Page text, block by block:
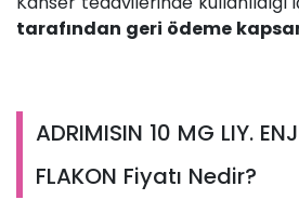
tarafından geri ödeme
ADRIMISIN 10 MG LIY.
FLAKON Fiyatı Nedir?